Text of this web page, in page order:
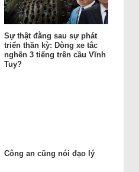
Sự thật đằng sau sự phát
triển thần kỳ: Dòng xe tắc
nghẽn 3 tiếng trên cầu Vĩnh
Tuy?
Công an cũng nói đạo lý